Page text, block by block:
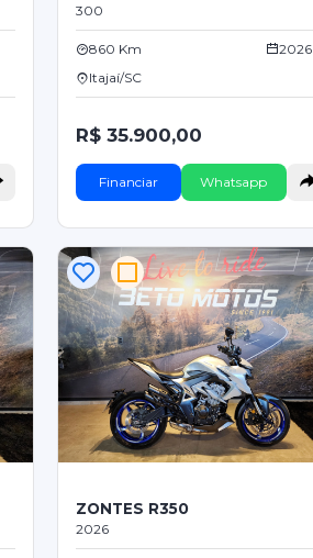
300
860 Km
2026
Itajaí/SC
R$ 35.900,00
Financiar Whatsapp
ZONTES R350
2026